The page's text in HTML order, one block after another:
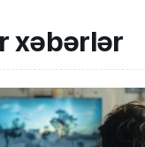
xəbərlər